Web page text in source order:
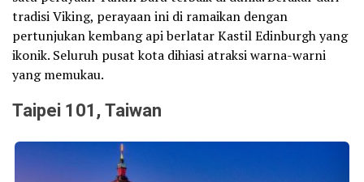
tradisi Viking, perayaan ini di ramaikan dengan
pertunjukan kembang api berlatar Kastil Edinburgh yang
ikonik. Seluruh pusat kota dihiasi atraksi warna-warni
yang memukau.
Taipei 101, Taiwan